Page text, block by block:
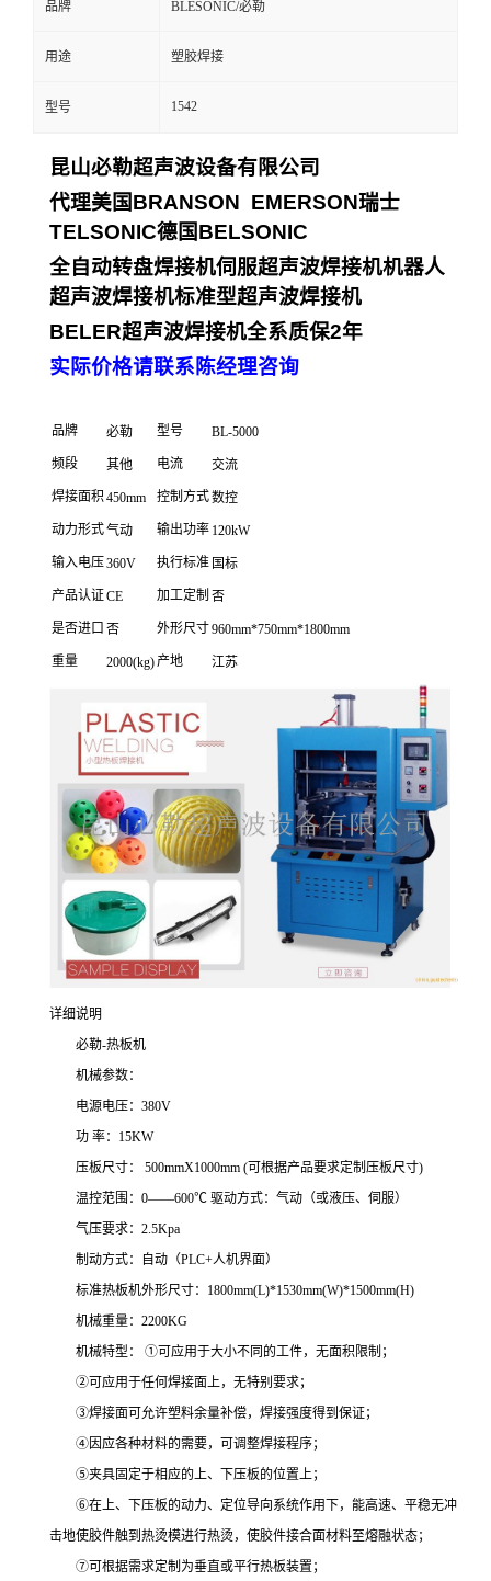
品牌 BLESONIC/必勒
用途 塑胶焊接
型号 1542
昆山必勒超声波设备有限公司
代理美国BRANSON EMERSON瑞士
TELSONIC德国BELSONIC
全自动转盘焊接机伺服超声波焊接机机器人
超声波焊接机标准型超声波焊接机
BELER超声波焊接机全系质保2年
实际价格请联系陈经理咨询
品牌 必勒 型号 BL-5000
频段 其他 电流 交流
焊接面积450mm 控制方式数控
动力形式气动 输出功率 120kW
输入电压360V 执行标准 国标
产品认证 CE 加工定制 否
是否进口 否 外形尺寸960mm*750mm*1800mm
重量 2000(kg)产地 江苏
详细说明
必勒-热板机
机械参数：
电源电压：380V
功 率：15KW
压板尺寸： 500mmX1000mm (可根据产品要求定制压板尺寸)
温控范围：0——600℃ 驱动方式：气动（或液压、伺服）
气压要求：2.5Kpa
制动方式：自动（PLC+人机界面）
标准热板机外形尺寸：1800mm(L)*1530mm(W)*1500mm(H)
机械重量：2200KG
机械特型： ①可应用于大小不同的工件，无面积限制；
②可应用于任何焊接面上，无特别要求；
③焊接面可允许塑料余量补偿，焊接强度得到保证；
④因应各种材料的需要，可调整焊接程序；
⑤夹具固定于相应的上、下压板的位置上；
⑥在上、下压板的动力、定位导向系统作用下，能高速、平稳无冲
击地使胶件触到热烫模进行热烫，使胶件接合面材料至熔融状态；
⑦可根据需求定制为垂直或平行热板装置；